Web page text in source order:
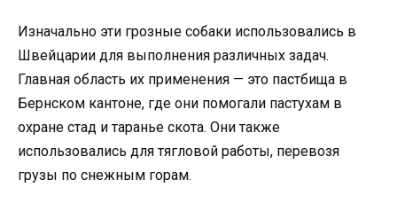
Изначально эти грозные собаки использовались в
Швейцарии для выполнения различных задач.
Главная область их применения — это пастбища в
Бернском кантоне, где они помогали пастухам в
охране стад и таранье скота. Они также
использовались для тягловой работы, перевозя
грузы по снежным горам.